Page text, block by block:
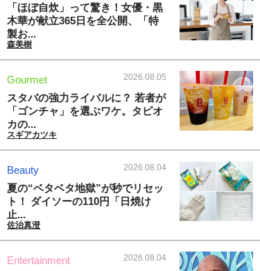
「ほぼ自炊」って驚き！女優・黒
木華が献立365日を全公開、「特
製お...
森美樹
Gourmet 2026.08.05
スタバの強力ライバルに？ 若者が
「ゴンチャ」を選ぶワケ。タピオ
カの...
スギアカツキ
Beauty 2026.08.04
夏の“ベタベタ地獄”が秒でリセッ
ト！ ダイソーの110円「日焼け
止...
佐治真澄
Entertainment 2026.08.04